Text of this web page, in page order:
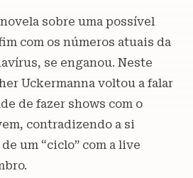
sobre uma possível
com os números atuais da
se enganou. Neste
Uckermanna voltou a falar
de fazer shows com o
contradizendo a si
um “ciclo” com a live